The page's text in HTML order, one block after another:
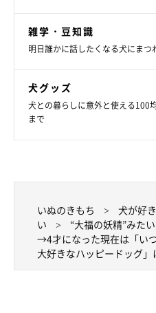
雑学・豆知識
明日誰かに話したくなる犬にまつ
犬グッズ
犬との暮らしに意外と使える100
まで
いぬのきもち 犬が好き
い
“大福の妖精”みた
→4才になった現在は「い
大好きなハッピードッグ」